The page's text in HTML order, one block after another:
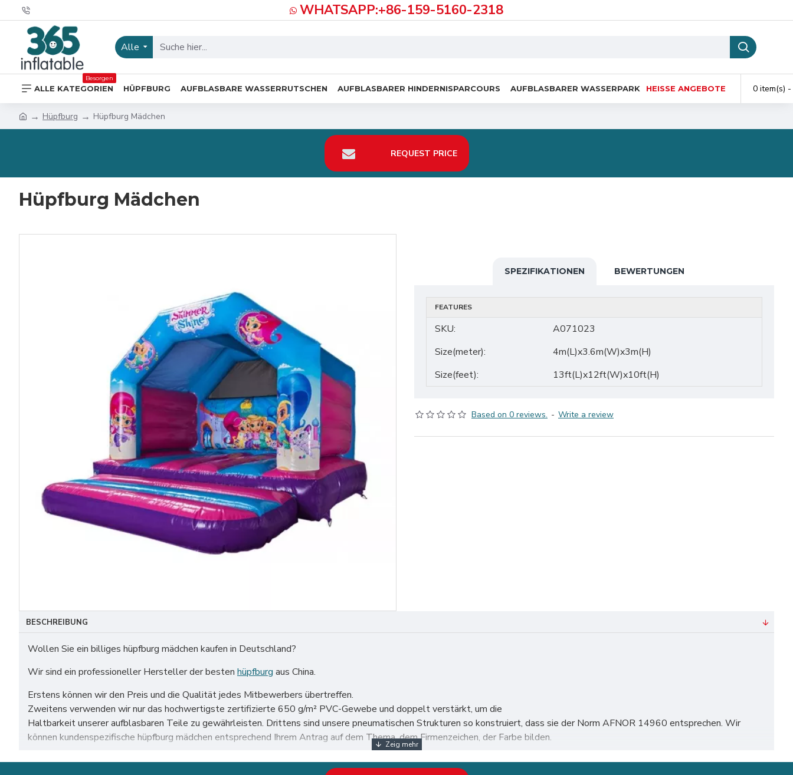
WHATSAPP:+86-159-5160-2318
Alle
ALLE KATEGORIEN
Besorgen
HÜPFBURG AUFBLASBARE WASSERRUTSCHEN AUFBLASBARER HINDERNISPARCOURS AUFBLASBARER WASSERPARK HEISSE ANGEBOTE 0 item(s)
Hüpfburg Hüpfburg Mädchen
REQUEST PRICE
Hüpfburg Mädchen
SPEZIFIKATIONEN BEWERTUNGEN
FEATURES
SKU:
A071023
Size(meter):
4m(L)x3.6m(W)x3m(H)
Size(feet):
13ft(L)x12ft(W)x10ft(H)
Based on 0 reviews. - Write a review
BESCHREIBUNG
Wollen Sie ein billiges hüpfburg mädchen kaufen in Deutschland?
Wir sind ein professioneller Hersteller der besten hüpfburg aus China.
Erstens können wir den Preis und die Qualität jedes Mitbewerbers übertreffen.
Zweitens verwenden wir nur das hochwertigste zertifizierte 650 g/m² PVC-Gewebe und doppelt verstärkt, um die
Haltbarkeit unserer aufblasbaren Teile zu gewährleisten. Drittens sind unsere pneumatischen Strukturen so konstruiert, dass sie der Norm AFNOR 14960 entsprechen. Wir
können kundenspezifische hüpfburg mädchen entsprechend Ihrem Antrag auf dem Thema, dem Firmenzeichen, der Farbe bilden.
Unser hüpfburg mädchen zum Verkauf auf der ganzen Welt, insbesondere in Deutschland wie Berlin, Hamburg, München, Köln, Frankfurt, Stuttgart, Düsseldorf, Dortmund, leipzig